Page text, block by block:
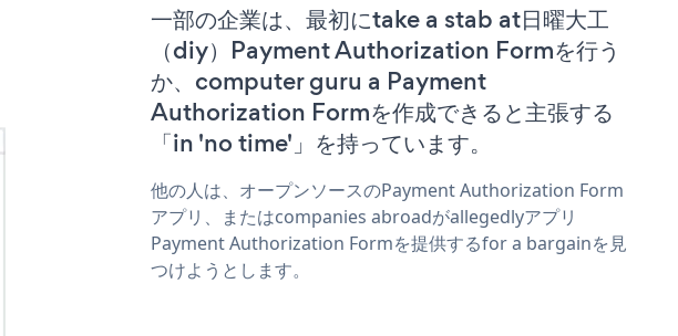
一部の企業は、最初にtake a stab at日曜大工
（diy）Payment Authorization Formを行う
か、computer guru a Payment
Authorization Formを作成できると主張する
「in 'no time'」を持っています。
他の人は、オープンソースのPayment Authorization Form
アプリ、またはcompanies abroadがallegedlyアプリ
Payment Authorization Formを提供するfor a bargainを見
つけようとします。